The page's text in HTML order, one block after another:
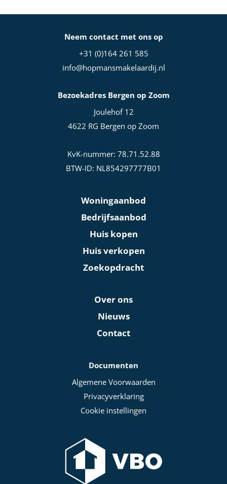
Neem contact met ons op
+31 (0)164 261 585
info@hopmansmakelaardij.nl
Bezoekadres Bergen op Zoom
Joulehof 12
4622 RG Bergen op Zoom
KvK-nummer: 78.71.52.88
BTW-ID: NL854297777B01
Woningaanbod
Bedrijfsaanbod
Huis kopen
Huis verkopen
Zoekopdracht
Over ons
Nieuws
Contact
Documenten
Algemene Voorwaarden
Privacyverklaring
Cookie instellingen